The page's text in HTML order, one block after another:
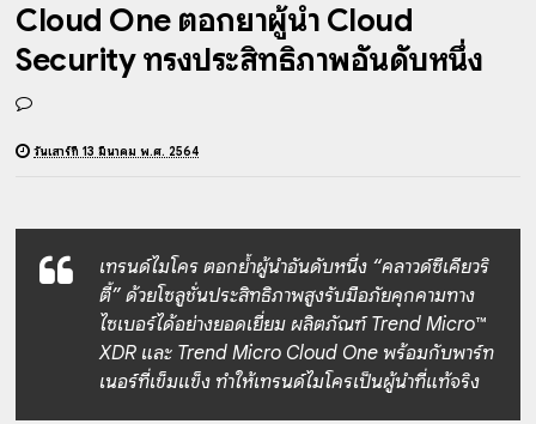
Cloud One ตอกย้ำผู้นำ Cloud
Security ทรงประสิทธิภาพอันดับหนึ่ง
วันเสาร์ที่ 13 มีนาคม พ.ศ. 2564
เทรนด์ไมโคร ตอกย้ำผู้นำอันดับหนึ่ง “คลาวด์ซีเคียวริ
ตี้”ด้วยโซลูชั่นประสิทธิภาพสูงรับมือภัยคุกคามทาง
ไซเบอร์ได้อย่างยอดเยี่ยมผลิตภัณฑ์ Trend Micro™
XDR และ Trend Micro Cloud One พร้อมกับพาร์ท
เนอร์ที่เข็มแข็ง ทำให้เทรนด์ไมโครเป็นผู้นำที่แท้จริง